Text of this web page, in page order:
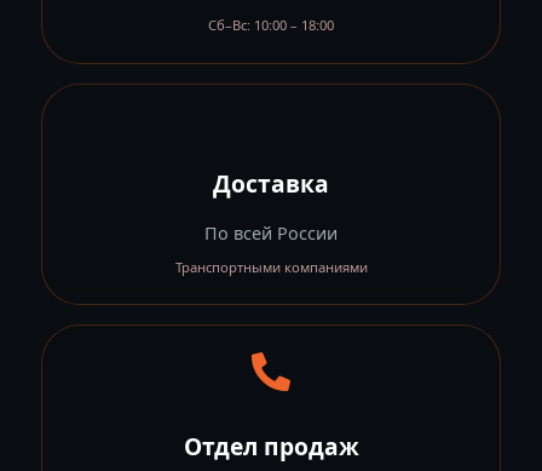
Сб–Вс: 10:00 – 18:00
Доставка
По всей России
Транспортными компаниями
Отдел продаж